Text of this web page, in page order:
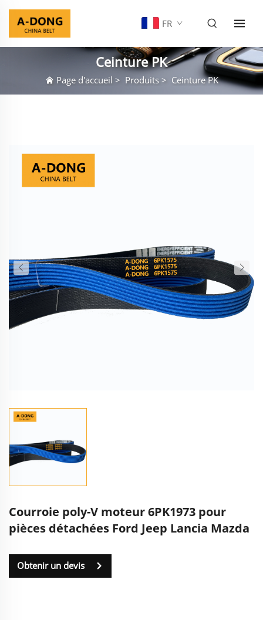
FR
Ceinture PK
Page d'accueil > Produits> Ceinture PK
Courroie poly-V moteur 6PK1973 pour
pièces détachées Ford Jeep Lancia Mazda
Obtenir un devis